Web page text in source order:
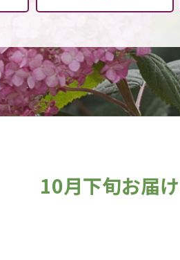
10月下旬お届